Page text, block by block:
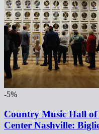
-5%
Country Music Hall of
Center Nashville: